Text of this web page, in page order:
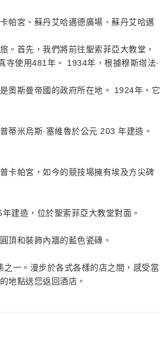
帕宮、蘇丹艾哈邁德廣場、蘇丹艾哈邁
。首先，我們將前往聖索菲亞大教堂，
寺使用481年。 1934年，根據穆斯塔法·
奧斯曼帝國的政府所在地。 1924年，它
蒂米烏斯·塞維魯於公元 203 年建造。
卡帕宮，如今的競技場擁有埃及方尖碑
建造，位於聖索菲亞大教堂對面。
頂和裝飾內牆的藍色瓷磚。
一。漫步於各式各樣的店之間，感受當
地點送您返回酒店。